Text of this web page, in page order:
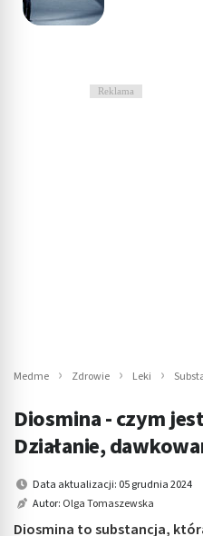
Reklama
Medme Zdrowie Leki
Diosmina - czym
Działanie,
Data aktualizacji: 05 grudnia 2024
Autor: Olga Tomaszewska
Diosmina to substancja,